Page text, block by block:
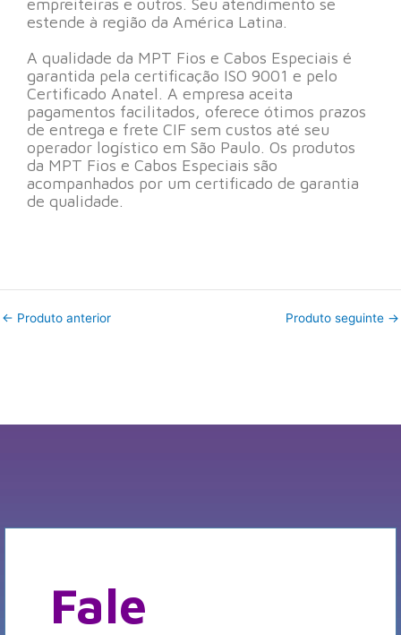
empreiteiras e outros. Seu atendimento se
estende à região da América Latina.
A qualidade da MPT Fios e Cabos Especiais é
garantida pela certificação ISO 9001 e pelo
Certificado Anatel. A empresa aceita
pagamentos facilitados, oferece ótimos prazos
de entrega e frete CIF sem custos até seu
operador logístico em São Paulo. Os produtos
da MPT Fios e Cabos Especiais são
acompanhados por um certificado de garantia
de qualidade.
← Produto anterior Produto seguinte →
Fale